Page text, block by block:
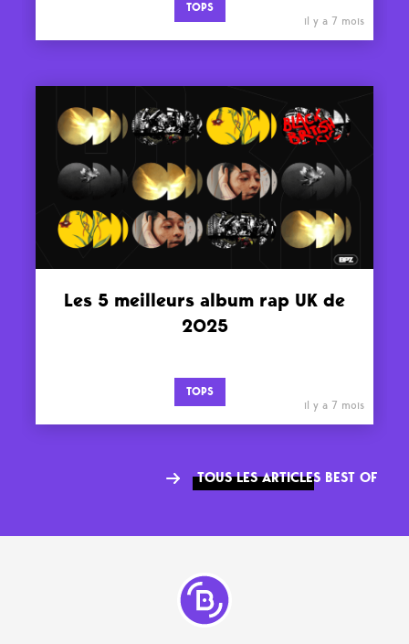
TOPS
il y a 7 mois
Les 5 meilleurs album rap UK de
2025
TOPS
il y a 7 mois
TOUS LES ARTICLES BEST OF